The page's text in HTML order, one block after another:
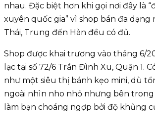
nhau. Đặc biệt hơn khi gọi nơi đây là
xuyên quốc gia” vì shop bán đa dạng
Thái, Trung đến Hàn đều có đủ.
Shop được khai trương vào tháng 6/
lạc tại số 72/6 Trần Đình Xu, Quận 1.
như một siêu thị bánh kẹo mini, dù
ngoài nhìn nho nhỏ nhưng bên trong
làm bạn choáng ngợp bởi độ khủng